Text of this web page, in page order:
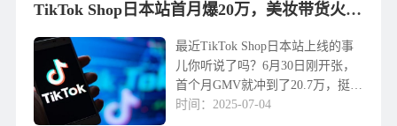
先，从7月15号起，平台会把“12小TikTok Shop日本站首月爆20万，美妆带货火了！
最近TikTok Shop日本站上线的事
儿你听说了吗？6月30日刚开张，
首个月GMV就冲到了20.7万，挺猛
的！尤其是美妆个护类目，销售额
时间：2025-07-04